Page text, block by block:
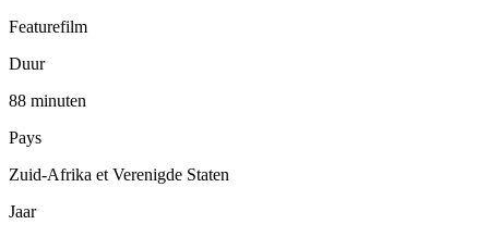
Featurefilm
Duur
88 minuten
Pays
Zuid-Afrika et Verenigde Staten
Jaar